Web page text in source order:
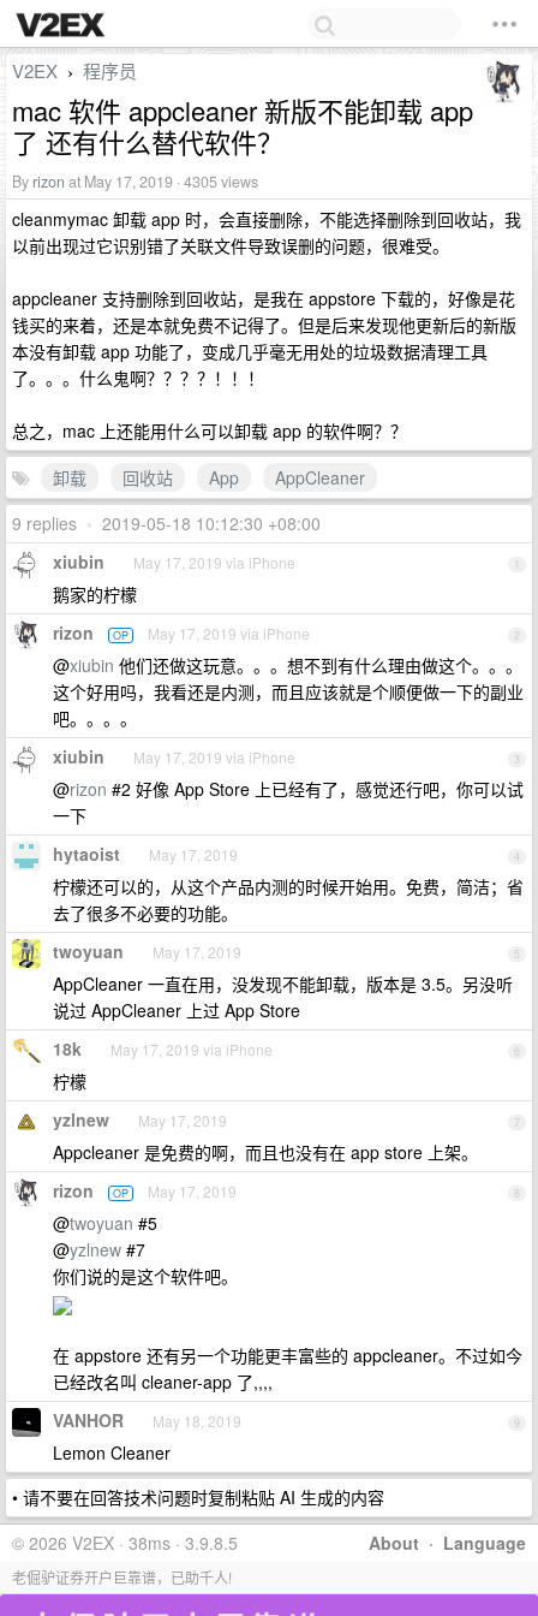
V2EX › 程序员
mac 软件 appcleaner 新版不能卸载 app
了 还有什么替代软件？
By rizon at May 17, 2019 · 4305 views
cleanmymac 卸载 app 时，会直接删除，不能选择删除到回收站，我
以前出现过它识别错了关联文件导致误删的问题，很难受。
appcleaner 支持删除到回收站，是我在 appstore 下载的，好像是花
钱买的来着，还是本就免费不记得了。但是后来发现他更新后的新版
本没有卸载 app 功能了，变成几乎毫无用处的垃圾数据清理工具
了。。。什么鬼啊？？？？！！！
总之，mac 上还能用什么可以卸载 app 的软件啊？？
卸载
回收站 App
AppCleaner
9 replies • 2019-05-18 10:12:30 +08:00
1
xiubin May 17, 2019 via iPhone
鹅家的柠檬
2
rizon OP May 17, 2019 via iPhone
@xiubin 他们还做这玩意。。。想不到有什么理由做这个。。。
这个好用吗，我看还是内测，而且应该就是个顺便做一下的副业
吧。。。。
3
xiubin May 17, 2019 via iPhone
@rizon #2 好像 App Store 上已经有了，感觉还行吧，你可以试
一下
4
hytaoist May 17, 2019
柠檬还可以的，从这个产品内测的时候开始用。免费，简洁；省
去了很多不必要的功能。
5
twoyuan May 17, 2019
AppCleaner 一直在用，没发现不能卸载，版本是 3.5。另没听
说过 AppCleaner 上过 App Store
6
18k May 17, 2019 via iPhone
柠檬
7
yzlnew May 17, 2019
Appcleaner 是免费的啊，而且也没有在 app store 上架。
8
rizon OP May 17, 2019
@twoyuan #5
@yzlnew #7
你们说的是这个软件吧。
在 appstore 还有另一个功能更丰富些的 appcleaner。不过如今
已经改名叫 cleaner-app 了,,,,
9
VANHOR May 18, 2019
Lemon Cleaner
• 请不要在回答技术问题时复制粘贴 AI 生成的内容
About · Language
© 2026 V2EX · 38ms · 3.9.8.5
老倔驴证券开户巨靠谱，已助千人!